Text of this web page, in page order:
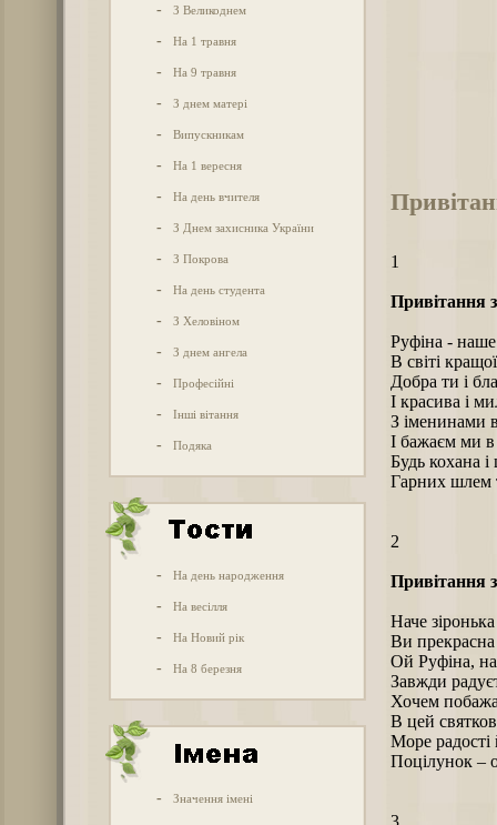
- З Великоднем
- На 1 травня
- На 9 травня
- З днем матері
- Випускникам
- На 1 вересня
- На день вчителя
- З Днем захисника України
- З Покрова
- На день студента
- З Хеловіном
- З днем ангела
- Професійні
- Інші вітання
- Подяка
- На день народження
- На весілля
- На Новий рік
- На 8 березня
- Значення імені
1
Привітання
Руфіна -
В світі
Добра ти і
І красива і
З іменинами
І бажаєм ми
Будь кохана
Гарних шлем
2
Привітання
Наче
Ви прекрасна
Ой Руфіна,
Завжди
Хочем
В цей
Море радості
Поцілунок –